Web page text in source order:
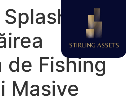
de Fishing
Masive